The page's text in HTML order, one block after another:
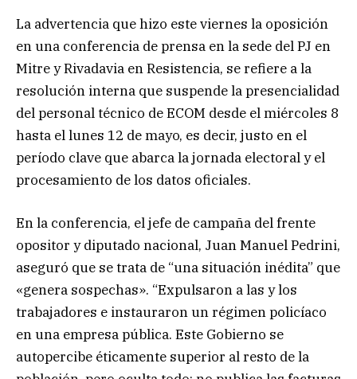
La advertencia que hizo este viernes la oposición
en una conferencia de prensa en la sede del PJ en
Mitre y Rivadavia en Resistencia, se refiere a la
resolución interna que suspende la presencialidad
del personal técnico de ECOM desde el miércoles 8
hasta el lunes 12 de mayo, es decir, justo en el
período clave que abarca la jornada electoral y el
procesamiento de los datos oficiales.
En la conferencia, el jefe de campaña del frente
opositor y diputado nacional, Juan Manuel Pedrini,
aseguró que se trata de “una situación inédita” que
«genera sospechas». “Expulsaron a las y los
trabajadores e instauraron un régimen policíaco
en una empresa pública. Este Gobierno se
autopercibe éticamente superior al resto de la